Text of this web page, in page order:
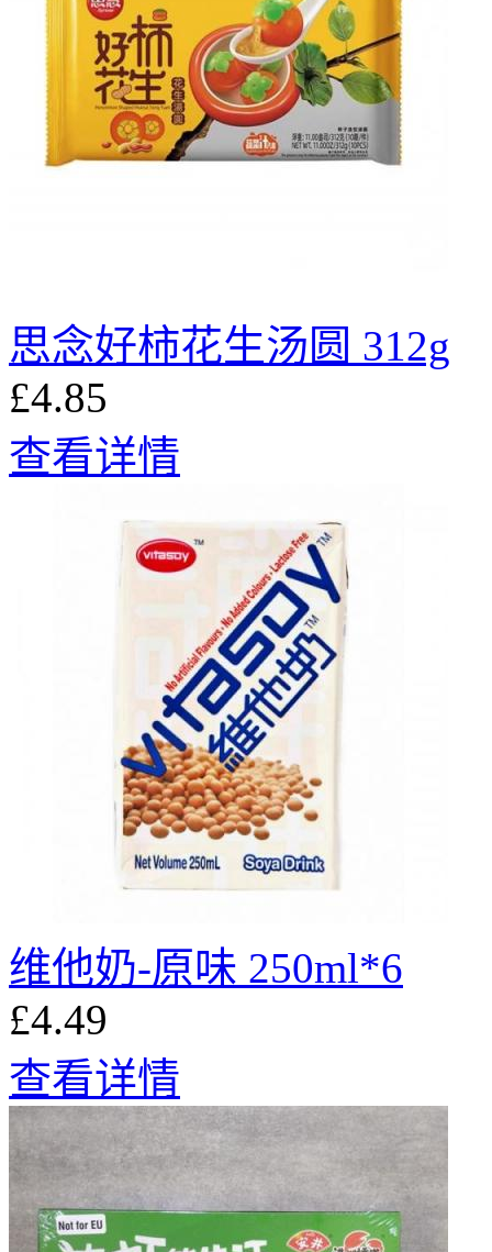
思念好柿花生汤圆 312g
£4.85
查看详情
维他奶-原味 250ml*6
£4.49
查看详情